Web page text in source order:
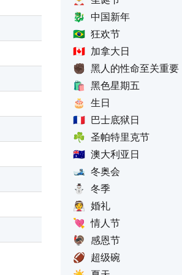
🐉 中国新年
🇧🇷 狂欢节
🇨🇦 加拿大日
✊🏿 黑人的性命至关重要
🛍️ 黑色星期五
🎂
生日
🇫🇷 巴士底狱日
☘️ 圣帕特里克节
🇦🇺 澳大利亚日
🎿 冬奥会
⛄
冬季
👰 婚礼
💘 情人节
🦃 感恩节
🏈 超级碗